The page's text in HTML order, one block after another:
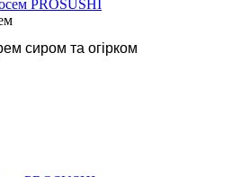
сиром та огірком